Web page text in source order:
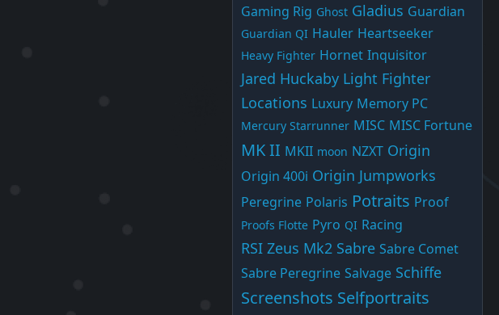
Gaming Rig Ghost Gladius Guardian
Guardian QI Hauler Heartseeker
Heavy Fighter Hornet Inquisitor
Jared Huckaby Light Fighter
Locations Luxury Memory PC
Mercury Starrunner MISC MISC Fortune
MK II MKII moon NZXT Origin
Origin 400i Origin Jumpworks
Peregrine Polaris Potraits Proof
Proofs Flotte Pyro QI Racing
RSI Zeus Mk2 Sabre Sabre Comet
Sabre Peregrine Salvage Schiffe
Screenshots Selfportraits